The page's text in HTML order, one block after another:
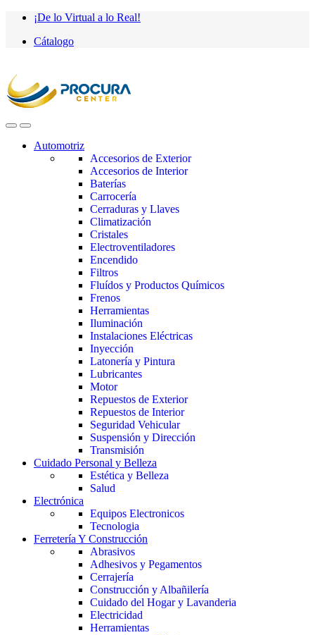
Saltar
navegación
saltar
contenido
¡De lo Virtual a lo Real!
Cátalogo
Automotriz
Accesorios de Exterior
Accesorios de Interior
Baterías
Carrocería
Cerraduras y Llaves
Climatización
Cristales
Electroventiladores
Encendido
Filtros
Fluídos y Productos Químicos
Frenos
Herramientas
Iluminación
Instalaciones Eléctricas
Inyección
Latonería y Pintura
Lubricantes
Motor
Repuestos de Exterior
Repuestos de Interior
Seguridad Vehicular
Suspensión y Dirección
Transmisión
Cuidado Personal y Belleza
Estética y Belleza
Salud
Electrónica
Equipos Electronicos
Tecnologia
Ferretería Y Construcción
Abrasivos
Adhesivos y Pegamentos
Cerrajería
Construcción y Albañilería
Cuidado del Hogar y Lavanderia
Electricidad
Herramientas